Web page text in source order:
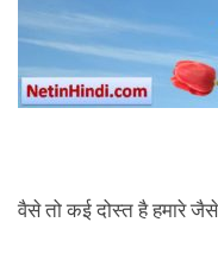
वैसे तो कई दोस्त है हमारे